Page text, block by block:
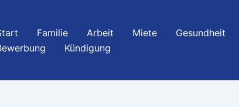
Familie Arbeit Miete Gesundheit
Kündigung